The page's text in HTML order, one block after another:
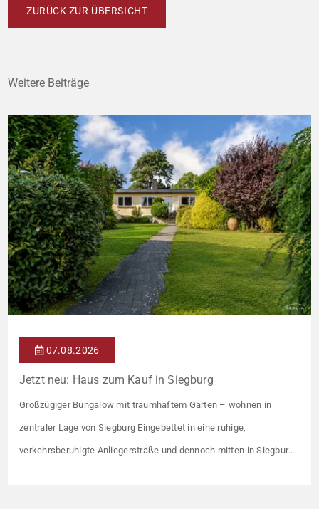
ZURÜCK ZUR ÜBERSICHT
Weitere Beiträge
07.08.2026
Jetzt neu: Haus zum Kauf in Siegburg
Großzügiger Bungalow mit traumhaftem Garten – wohnen in
zentraler Lage von Siegburg Eingebettet in eine ruhige,
verkehrsberuhigte Anliegerstraße und dennoch mitten in Siegburg